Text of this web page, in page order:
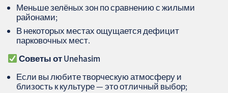
Меньше зелёных зон по сравнению с жилыми
районами;
В некоторых местах ощущается дефицит
парковочных мест.
Советы от Unehasim
Если вы любите творческую атмосферу и
близость к культуре — это отличный выбор;